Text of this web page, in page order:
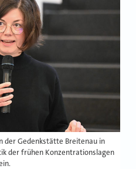
der Gedenkstätte Breitenau in
der frühen Konzentrationslagen